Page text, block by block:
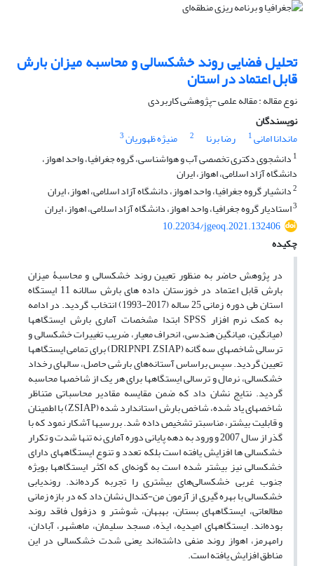
تحلیل فضایی روند خشکسالی و محاسبه میزان بارش
قابل اعتماد در استان
نوع مقاله : مقاله علمی -پژوهشی کاربردی
نویسندگان
ماندانا امانی1 رضا برنا 2 منیژه ظهوریان3
1 دانشجوی دکتری تخصصی آب و هواشناسی، گروه جغرافیا، واحد اهواز،
دانشگاه آزاد اسلامی، اهواز، ایران
2دانشیار گروه جغرافیا، واحد اهواز، دانشگاه آزاد اسلامی، اهواز، ایران
3استادیار گروه جغرافیا، واحد اهواز، دانشگاه آزاد اسلامی، اهواز، ایران
10.22034/jgeoq.2021.132406
چکیده
در پژوهش حاضر به منظور تعیین روند خشکسالی و محاسبۀ میزان
بارش قابل اعتماد در خوزستان داده های بارش سالانه 11 ایستگاه
استان طی دوره زمانی 25 ساله (2017-1993) انتخاب گردید. در ادامه
به کمک نرم افزار SPSS ابتدا مشخصات آماری بارش ایستگاهها
(میانگین، میانگین هندسی، انحراف معیار، ضریب تغییرات خشکسالی و
ترسالی شاخصهای سه گانه (DRI,PNPI, ZSIAP) برای تمامی ایستگاهها
تعیین گردید. سپس براساس آستانه‌های بارشی حاصل، سالهای رخداد
خشکسالی، نرمال و ترسالی ایستگاهها برای هر یک از شاخصها محاسبه
گردید. نتایج نشان داد که ضمن مقایسه مقادیر محاسباتی متناظر
شاخصهای یاد شده، شاخص بارش استاندارد شده (ZSIAP) با اطمینان
و قابلیت بیشتر، مناسبتر تشخیص داده شد. بررسیها آشکار نمود که با
گذر از سال 2007 و ورود به دهه پایانی دوره آماری نه تنها شدت و تکرار
خشکسالی ها افزایش یافته است بلکه تعدد و تنوع ایستگاههای دارای
خشکسالی نیز بیشتر شده است به گونه‌ای که اکثر ایستگاهها بویژه
جنوب غربی خشکسالی‌های بیشتری را تجربه کرده‌اند. روندیابی
خشکسالی با بهره گیری از آزمون من-کندال نشان داد که در بازه زمانی
مطالعاتی، ایستگاههای بستان، بهبهان، شوشتر و دزفول فاقد روند
بوده‌اند. ایستگاههای امیدیه، ایذه، مسجد سلیمان، ماهشهر، آبادان،
رامهرمز، اهواز روند منفی داشته‌اند یعنی شدت خشکسالی در این
مناطق افزایش یافته است.